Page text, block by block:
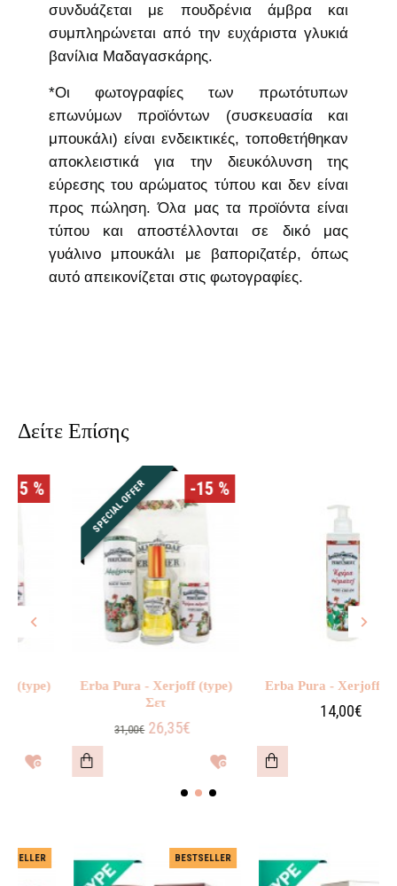
συνδυάζεται με πουδρένια άμβρα και
συμπληρώνεται από την ευχάριστα γλυκιά
βανίλια Μαδαγασκάρης.
*Οι φωτογραφίες των πρωτότυπων
επωνύμων προϊόντων (συσκευασία και
μπουκάλι) είναι ενδεικτικές, τοποθετήθηκαν
αποκλειστικά για την διευκόλυνση της
εύρεσης του αρώματος τύπου και δεν είναι
προς πώληση. Όλα μας τα προϊόντα είναι
τύπου και αποστέλλονται σε δικό μας
γυάλινο μπουκάλι με βαποριζατέρ, όπως
αυτό απεικονίζεται στις φωτογραφίες.
Δείτε Επίσης
SPECIAL OFFER -15 %
Erba Pura - Xerjoff (type)
31,00€ 26,35€
Erba Pura - Xerjoff (type)
14,00€
BESTSELLER